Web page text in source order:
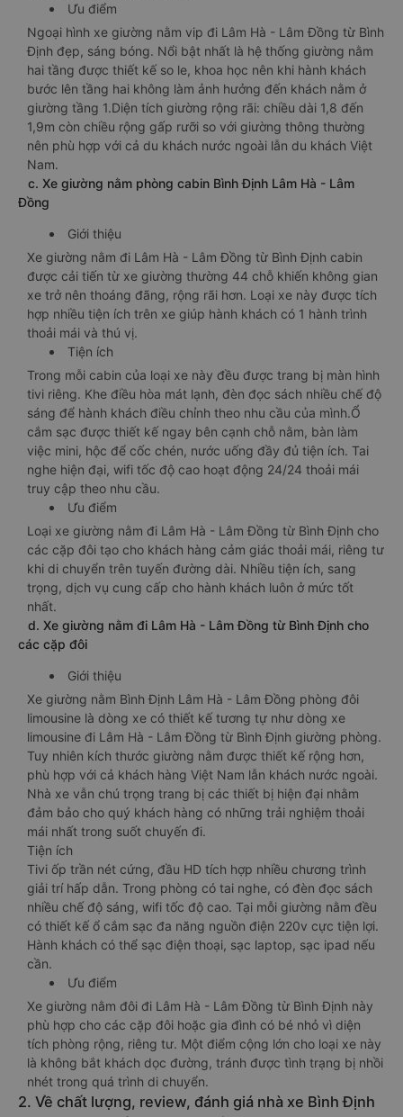
Ưu điểm
Ngoại hình xe giường nằm vip đi Lâm Hà - Lâm Đồng từ Bình
Định đẹp, sáng bóng. Nổi bật nhất là hệ thống giường nằm
hai tầng được thiết kế so le, khoa học nên khi hành khách
bước lên tầng hai không làm ảnh hưởng đến khách nằm ở
giường tầng 1.Diện tích giường rộng rãi: chiều dài 1,8 đến
1,9m còn chiều rộng gấp rưỡi so với giường thông thường
nên phù hợp với cả du khách nước ngoài lẫn du khách Việt
Nam.
c. Xe giường nằm phòng cabin Bình Định Lâm Hà - Lâm
Đồng
Giới thiệu
Xe giường nằm đi Lâm Hà - Lâm Đồng từ Bình Định cabin
được cải tiến từ xe giường thường 44 chỗ khiến không gian
xe trở nên thoáng đãng, rộng rãi hơn. Loại xe này được tích
hợp nhiều tiện ích trên xe giúp hành khách có 1 hành trình
thoải mái và thú vị.
Tiện ích
Trong mỗi cabin của loại xe này đều được trang bị màn hình
tivi riêng. Khe điều hòa mát lạnh, đèn đọc sách nhiều chế độ
sáng để hành khách điều chỉnh theo nhu cầu của mình.Ổ
cắm sạc được thiết kế ngay bên cạnh chỗ nằm, bàn làm
việc mini, hộc để cốc chén, nước uống đầy đủ tiện ích. Tai
nghe hiện đại, wifi tốc độ cao hoạt động 24/24 thoải mái
truy cập theo nhu cầu.
Ưu điểm
Loại xe giường nằm đi Lâm Hà - Lâm Đồng từ Bình Định cho
các cặp đôi tạo cho khách hàng cảm giác thoải mái, riêng tư
khi di chuyển trên tuyến đường dài. Nhiều tiện ích, sang
trọng, dịch vụ cung cấp cho hành khách luôn ở mức tốt
nhất.
d. Xe giường nằm đi Lâm Hà - Lâm Đồng từ Bình Định cho
các cặp đôi
Giới thiệu
Xe giường nằm Bình Định Lâm Hà - Lâm Đồng phòng đôi
limousine là dòng xe có thiết kế tương tự như dòng xe
limousine đi Lâm Hà - Lâm Đồng từ Bình Định giường phòng.
Tuy nhiên kích thước giường nằm được thiết kế rộng hơn,
phù hợp với cả khách hàng Việt Nam lẫn khách nước ngoài.
Nhà xe vẫn chú trọng trang bị các thiết bị hiện đại nhằm
đảm bảo cho quý khách hàng có những trải nghiệm thoải
mái nhất trong suốt chuyến đi.
Tiện ích
Tivi ốp trần nét cứng, đầu HD tích hợp nhiều chương trình
giải trí hấp dẫn. Trong phòng có tai nghe, có đèn đọc sách
nhiều chế độ sáng, wifi tốc độ cao. Tại mỗi giường nằm đều
có thiết kế ổ cắm sạc đa năng nguồn điện 220v cực tiện lợi.
Hành khách có thể sạc điện thoại, sạc laptop, sạc ipad nếu
cần.
Ưu điểm
Xe giường nằm đôi đi Lâm Hà - Lâm Đồng từ Bình Định này
phù hợp cho các cặp đôi hoặc gia đình có bé nhỏ vì diện
tích phòng rộng, riêng tư. Một điểm cộng lớn cho loại xe này
là không bắt khách dọc đường, tránh được tình trạng bị nhồi
nhét trong quá trình di chuyển.
2. Về chất lượng, review, đánh giá nhà xe Bình Định